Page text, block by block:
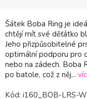
Šátek Boba Ring je
chtějí mít své děťátko
Jeho přizpůsobitelné
optimální podporu pro
nebo na zádech. Boba
po batole, což z něj...
Kód: i160_BOB-LRS-